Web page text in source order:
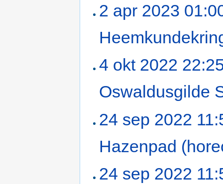
2 apr 2023
4 okt 2022
Oswaldusgilde
24 sep 2022
Hazenpad
24 sep 2022